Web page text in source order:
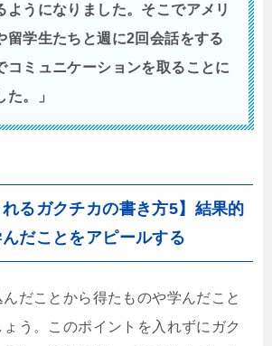
ようになりました。そこでアメリ
留学生たちと週に2回会話をする
コミュニケーションを取ることに
。」
れるガクチカの書き方5】結果的
だことをアピールする
だことから得たものや学んだこと
う。このポイントを入れずにガク